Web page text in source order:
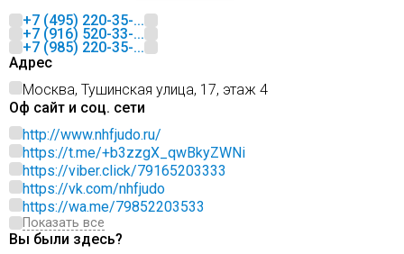
+7 (495) 220-35-...
+7 (916) 520-33-...
+7 (985) 220-35-...
Адрес
Москва, Тушинская улица, 17, этаж 4
Оф сайт и соц. сети
http://www.nhfjudo.ru/
https://t.me/+b3zzgX_qwBkyZWNi
https://viber.click/79165203333
https://vk.com/nhfjudo
https://wa.me/79852203533
Показать все
Вы были здесь?